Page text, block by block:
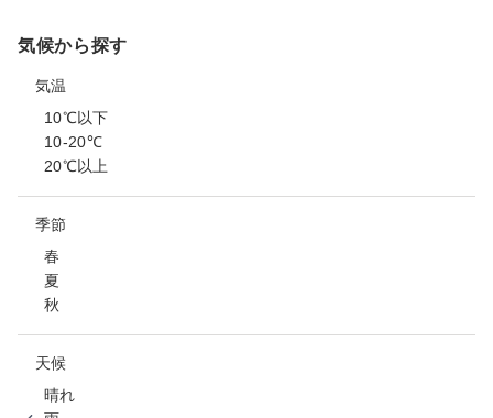
気候から探す
気温
10℃以下
10-20℃
20℃以上
季節
春
夏
秋
天候
晴れ